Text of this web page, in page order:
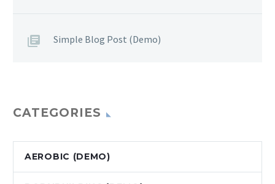
Simple Blog Post (Demo)
CATEGORIES
AEROBIC (DEMO)